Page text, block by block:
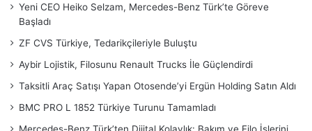
Yeni CEO Heiko Selzam, Mercedes-Benz Türk’te Göreve
Başladı
ZF CVS Türkiye, Tedarikçileriyle Buluştu
Aybir Lojistik, Filosunu Renault Trucks İle Güçlendirdi
Taksitli Araç Satışı Yapan Otosende’yi Ergün Holding Satın Aldı
BMC PRO L 1852 Türkiye Turunu Tamamladı